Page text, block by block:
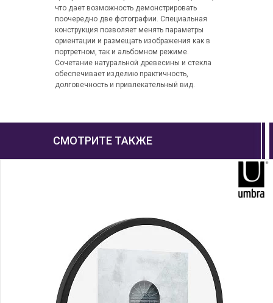
что дает возможность демонстрировать
поочередно две фотографии. Специальная
конструкция позволяет менять параметры
ориентации и размещать изображения как в
портретном, так и альбомном режиме.
Сочетание натуральной древесины и стекла
обеспечивает изделию практичность,
долговечность и привлекательный вид.
СМОТРИТЕ ТАКЖЕ